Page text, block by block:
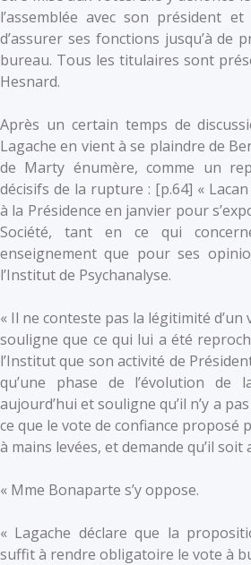
l’assemblée avec son président
d’assurer ses fonctions jusqu’à de
bureau. Tous les titulaires sont
Hesnard.
Après un certain temps de
Lagache en vient à se plaindre de
de Marty énumère, comme un
décisifs de la rupture : [p.64] « Lacan
à la Présidence en janvier pour
Société, tant en ce qui
enseignement que pour ses
l’Institut de Psychanalyse.
« Il ne conteste pas la légitimité d’un
souligne que ce qui lui a été
l’Institut que son activité de
qu’une phase de l’évolution de
aujourd’hui et souligne qu’il n’y a
ce que le vote de confiance proposé
à mains levées, et demande qu’il soit
« Mme Bonaparte s’y oppose.
« Lagache déclare que la
suffit à rendre obligatoire le vote à